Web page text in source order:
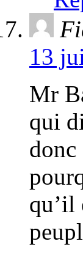
13
Mr
qui
donc
qu’il